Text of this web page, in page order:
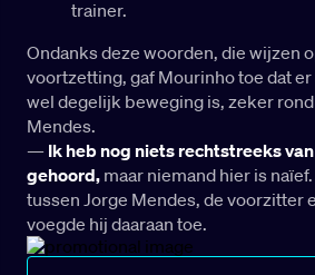
trainer.
Ondanks deze woorden, die wijzen
voortzetting, gaf Mourinho toe dat
wel degelijk beweging is, zeker
Mendes.
— Ik heb nog niets rechtstreeks
gehoord, maar niemand hier is
tussen Jorge Mendes, de
voegde hij daaraan toe.